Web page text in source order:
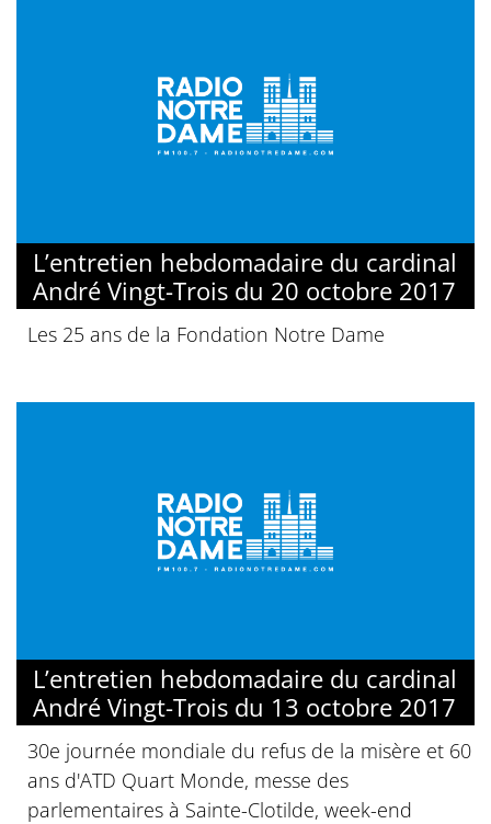
L’entretien hebdomadaire du cardinal
André Vingt-Trois du 20 octobre 2017
Les 25 ans de la Fondation Notre Dame
L’entretien hebdomadaire du cardinal
André Vingt-Trois du 13 octobre 2017
30e journée mondiale du refus de la misère et 60
ans d'ATD Quart Monde, messe des
parlementaires à Sainte-Clotilde, week-end